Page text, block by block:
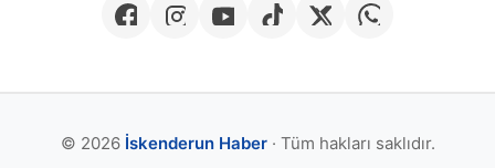
© 2026 İskenderun Haber· Tüm hakları saklıdır.